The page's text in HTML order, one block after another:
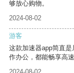
够放心购物。
2024-08-02
游客
这款加速器app简直
作办公，都能畅享高